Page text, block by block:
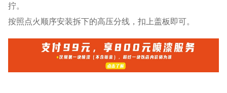
拧。
按照点火顺序安装拆下的高压分线，扣上盖板即可。